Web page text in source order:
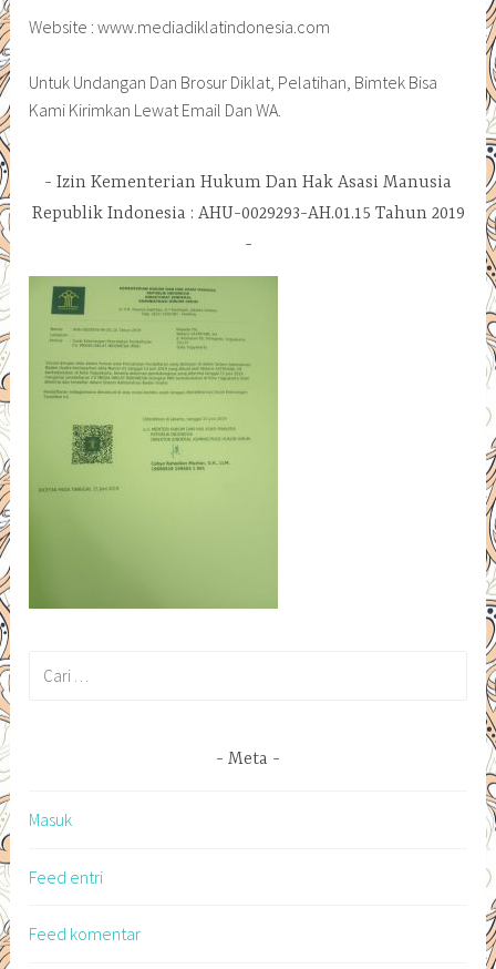
Website : www.mediadiklatindonesia.com
Untuk Undangan Dan Brosur Diklat, Pelatihan, Bimtek Bisa
Kami Kirimkan Lewat Email Dan WA.
Izin Kementerian Hukum Dan Hak Asasi Manusia
Republik Indonesia : AHU-0029293-AH.01.15 Tahun 2019
Meta
Masuk
Feed entri
Feed komentar